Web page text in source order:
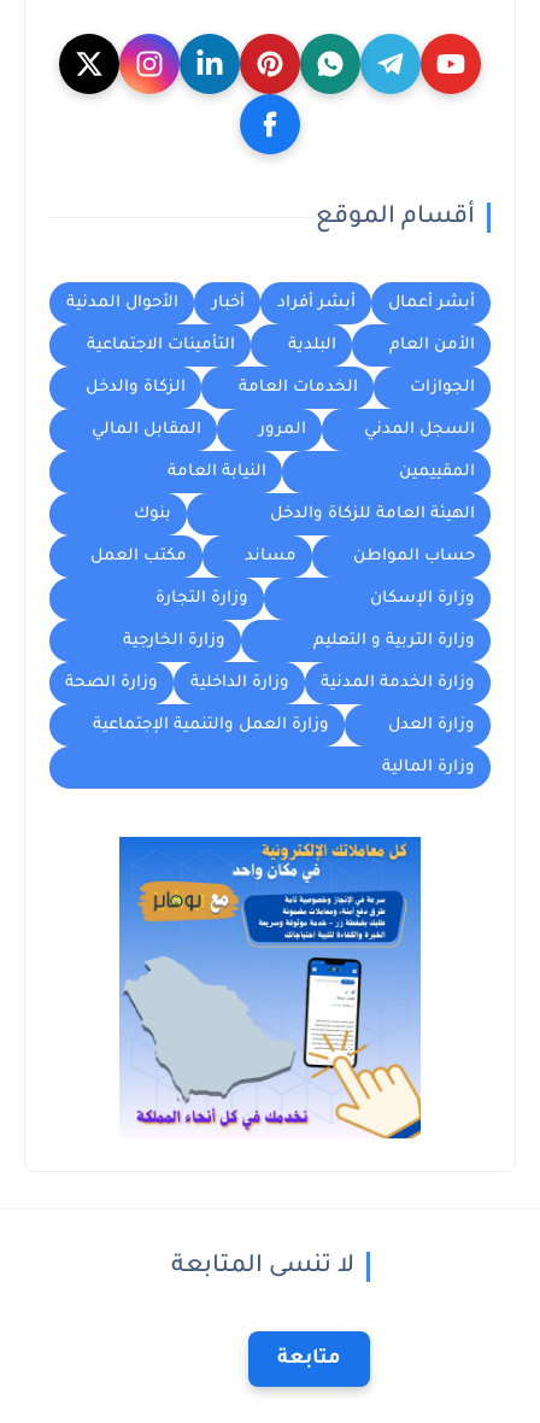
أقسام الموقع
أبشر أعمال أبشر أفراد أخبار الأحوال المدنية
الأمن العام البلدية التأمينات الاجتماعية
الجوازات الخدمات العامة الزكاة والدخل
السجل المدني المرور المقابل المالي
المقييمين النيابة العامة
الهيئة العامة للزكاة والدخل بنوك
حساب المواطن مساند مكتب العمل
وزارة الإسكان وزارة التجارة
وزارة التربية و التعليم وزارة الخارجية
وزارة الخدمة المدنية وزارة الداخلية وزارة الصحة
وزارة العدل وزارة العمل والتنمية الإجتماعية
وزارة المالية
لا تنسى المتابعة
متابعة